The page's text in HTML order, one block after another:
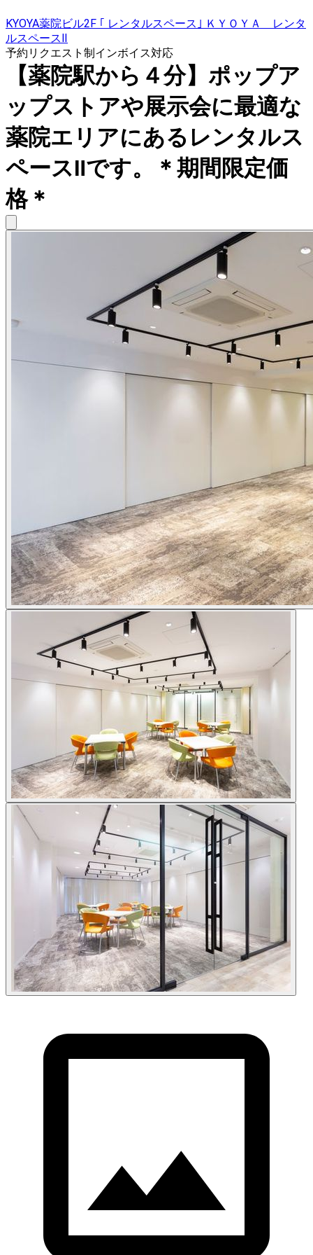
KYOYA薬院ビル2F ｢ レンタルスペース｣ ＫＹＯＹＡ レンタ
ルスペースⅡ
予約リクエスト制インボイス対応
【薬院駅から４分】ポップア
ップストアや展示会に最適な
薬院エリアにあるレンタルス
ペースⅡです。＊期間限定価
格＊